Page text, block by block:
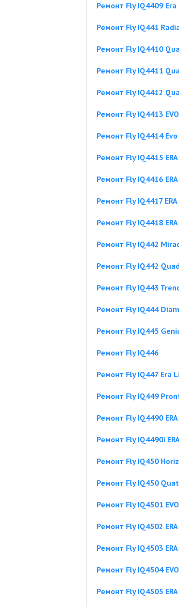
Ремонт Fly IQ4409
Ремонт Fly IQ441
Ремонт Fly IQ4410
Ремонт Fly IQ4411
Ремонт Fly IQ4412
Ремонт Fly IQ4413
Ремонт Fly IQ4414 Evo
Ремонт Fly IQ4415
Ремонт Fly IQ4416
Ремонт Fly IQ4417
Ремонт Fly IQ4418
Ремонт Fly IQ442
Ремонт Fly IQ442
Ремонт Fly IQ443
Ремонт Fly IQ444
Ремонт Fly IQ445
Ремонт Fly IQ446
Ремонт Fly IQ447 Era
Ремонт Fly IQ449
Ремонт Fly IQ4490
Ремонт Fly IQ4490i
Ремонт Fly IQ450
Ремонт Fly IQ450
Ремонт Fly IQ4501
Ремонт Fly IQ4502
Ремонт Fly IQ4503
Ремонт Fly IQ4504
Ремонт Fly IQ4505